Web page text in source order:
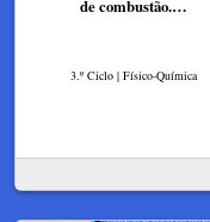
de combustão.…
3.º Ciclo | Físico-Química